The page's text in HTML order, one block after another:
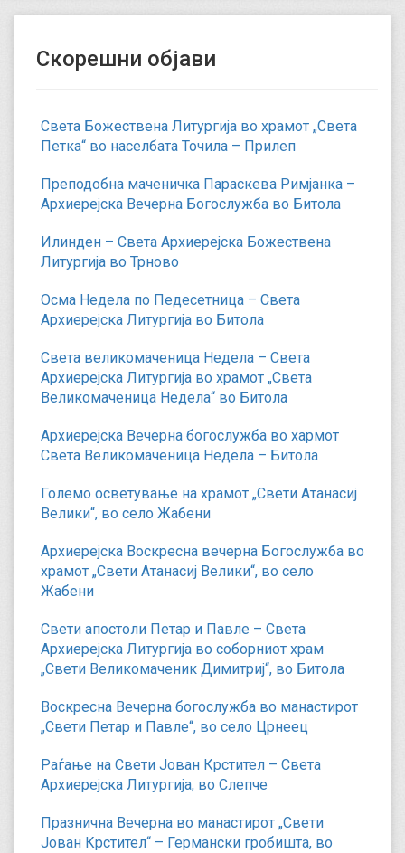
Скорешни објави
Света Божествена Литургија во храмот „Света
Петка“ во населбата Точила – Прилеп
Преподобна маченичка Параскева Римјанка –
Архиерејска Вечерна Богослужба во Битола
Илинден – Света Архиерејска Божествена
Литургија во Трново
Осма Недела по Педесетница – Света
Архиерејска Литургија во Битола
Света великомаченица Недела – Света
Архиерејска Литургија во храмот „Света
Великомаченица Недела“ во Битола
Архиерејска Вечерна богослужба во хармот
Света Великомаченица Недела – Битола
Големо осветување на храмот „Свети Атанасиј
Велики“, во село Жабени
Архиерејска Воскресна вечерна Богослужба во
храмот „Свети Атанасиј Велики“, во село
Жабени
Свети апостоли Петар и Павле – Света
Архиерејска Литургија во соборниот храм
„Свети Великомаченик Димитриј“, во Битола
Воскресна Вечерна богослужба во манастирот
„Свети Петар и Павле“, во село Црнеец
Раѓање на Свети Јован Крстител – Света
Архиерејска Литургија, во Слепче
Празнична Вечерна во манастирот „Свети
Јован Крстител“ – Германски гробишта, во